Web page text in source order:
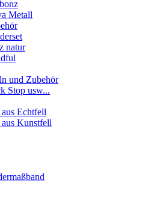
Metall
natur
und Zubehör
Stop usw...
Echtfell
Kunstfell